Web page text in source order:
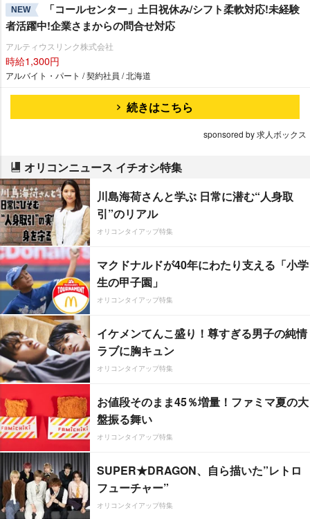
NEW
「コールセンター」土日祝休み/シフト柔軟対応!未経験
者活躍中!企業さまからの問合せ対応
アルティウスリンク株式会社
時給1,300円
アルバイト・パート / 契約社員 / 北海道
続きはこちら
sponsored by 求人ボックス
オリコンニュース イチオシ特集
川島海荷さんと学ぶ 日常に潜む“人身取
引”のリアル
オリコンタイアップ特集
マクドナルドが40年にわたり支える「小学
生の甲子園」
オリコンタイアップ特集
イケメンてんこ盛り！尊すぎる男子の純情
ラブに胸キュン
オリコンタイアップ特集
お値段そのまま45％増量！ファミマ夏の大
盤振る舞い
オリコンタイアップ特集
SUPER★DRAGON、自ら描いた”レトロ
フューチャー”
オリコンタイアップ特集